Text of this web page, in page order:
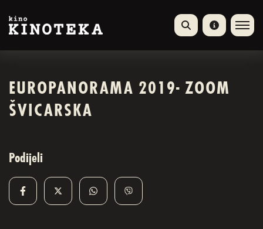
EUROPANORAMA 2019- ZOOM
ŠVICARSKA
Podijeli